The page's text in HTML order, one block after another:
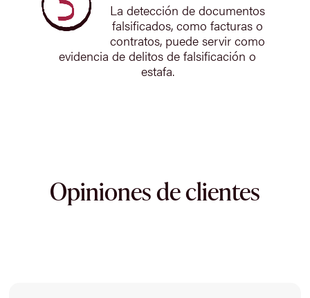
La detección de documentos
falsificados, como facturas o
contratos, puede servir como
evidencia de delitos de falsificación o
estafa.
Opiniones de clientes